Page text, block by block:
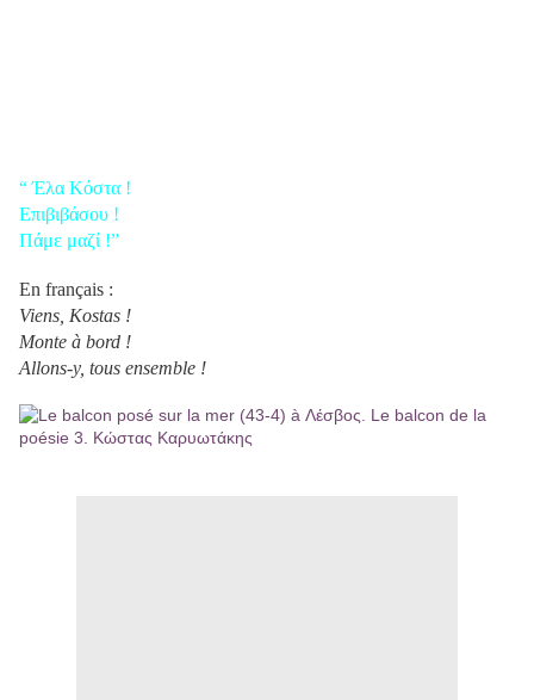
“ Έλα Κόστα !
Επιβιβάσου !
Πάμε μαζί !”
En français :
Viens, Kostas !
Monte à bord !
Allons-y, tous ensemble !